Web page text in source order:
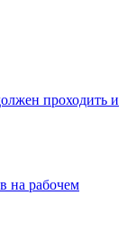
проходить и
на рабочем